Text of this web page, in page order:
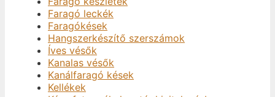
Faragó leckék
Faragókések
Hangszerkészítő szerszámok
Íves vésők
Kanalas vésők
Kanálfaragó kések
Kellékek